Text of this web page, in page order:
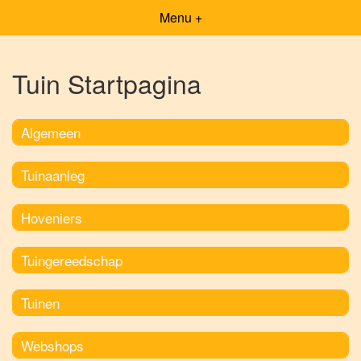
Menu +
Tuin Startpagina
Algemeen
Tuinaanleg
Hoveniers
Tuingereedschap
Tuinen
Webshops